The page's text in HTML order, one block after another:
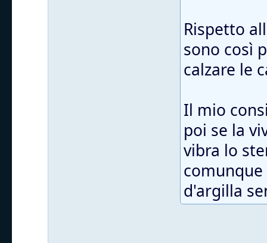
Rispetto
sono così
calzare le
Il mio
poi se la
vibra lo
d'argilla